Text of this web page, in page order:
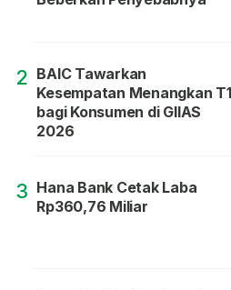
2 BAIC Tawarkan
Kesempatan Menangkan T1
bagi Konsumen di GIIAS
2026
3 Hana Bank Cetak Laba
Rp360,76 Miliar